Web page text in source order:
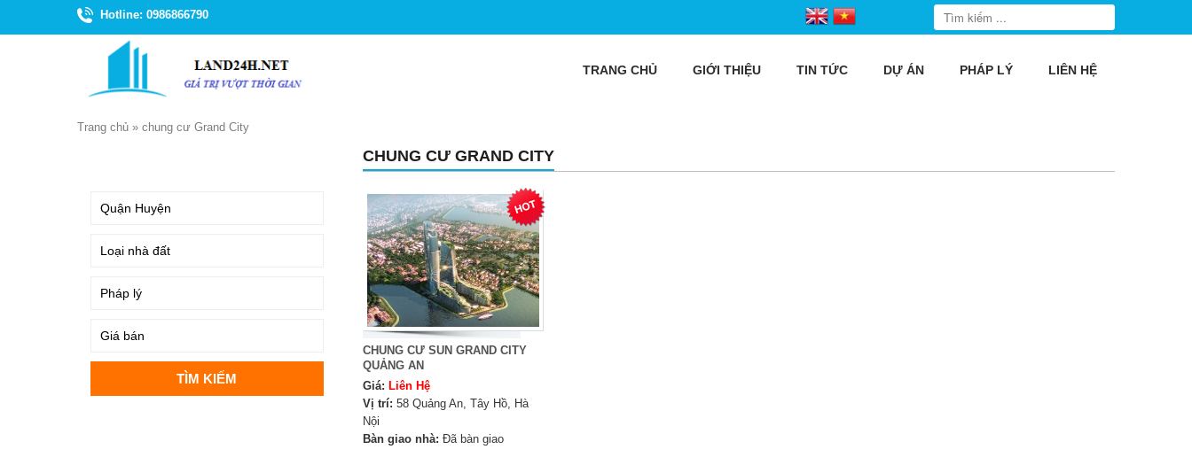
Hotline: 0986866790
TRANG CHỦ GIỚI THIỆU TIN TỨC DỰ ÁN PHÁP LÝ LIÊN HỆ
Trang chủ » chung cư Grand City
CHUNG CƯ GRAND CITY
CHUNG CƯ SUN GRAND CITY
QUẢNG AN
Giá: Liên Hệ
Vị trí: 58 Quảng An, Tây Hồ, Hà
Nội
Bàn giao nhà: Đã bàn giao